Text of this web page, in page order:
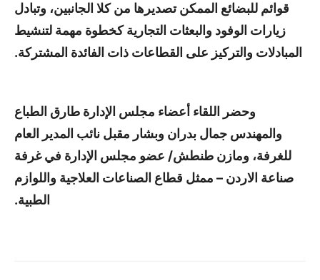
قوائم للبضائع الممكن تصديرها من كلا الجانبين، وتبادل
زيارات الوفود والبعثات التجارية كخطوة مهمة لتنشيط
المبادلات والتركيز على القطاعات ذات الفائدة المشتركة.
وحضر اللقاء أعضاء مجلس الإدارة طارق الطباع
والمهندس جمال بدران وبشار مقبل نائب المدير العام
للغرفة، ومازن طنطش/ عضو مجلس الإدارة في غرفة
صناعة الاردن – ممثل قطاع الصناعات العلاجية واللوازم
الطبية.